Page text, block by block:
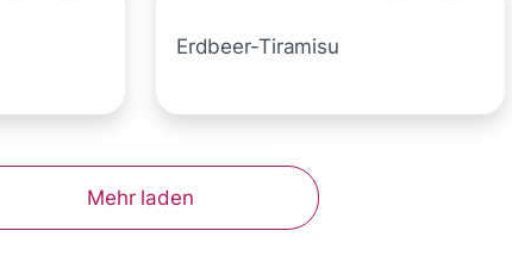
Erdbeer-Tiramisu
Mehr laden